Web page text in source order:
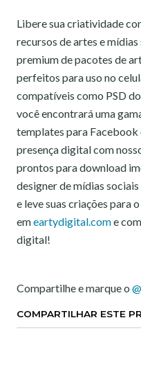
Libere sua criatividade
recursos de artes e
premium de pacotes de
perfeitos para uso no
compatíveis como PSD
você encontrará uma
templates para
presença digital com
prontos para download
designer de mídias
e leve suas criações para
emeartydigital.come
digital!
Compartilhe e marque o
COMPARTILHAR ESTE